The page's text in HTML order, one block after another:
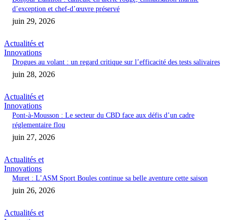
d’exception et chef-d’œuvre préservé
juin 29, 2026
Actualités et
Innovations
Drogues au volant : un regard critique sur l’efficacité des tests salivaires
juin 28, 2026
Actualités et
Innovations
Pont-à-Mousson : Le secteur du CBD face aux défis d’un cadre
réglementaire flou
juin 27, 2026
Actualités et
Innovations
Muret : L’ASM Sport Boules continue sa belle aventure cette saison
juin 26, 2026
Actualités et